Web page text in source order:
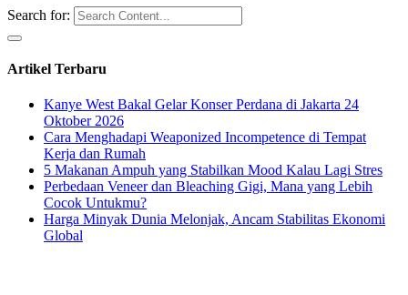
Search for:
Artikel Terbaru
Kanye West Bakal Gelar Konser Perdana di Jakarta 24
Oktober 2026
Cara Menghadapi Weaponized Incompetence di Tempat
Kerja dan Rumah
5 Makanan Ampuh yang Stabilkan Mood Kalau Lagi Stres
Perbedaan Veneer dan Bleaching Gigi, Mana yang Lebih
Cocok Untukmu?
Harga Minyak Dunia Melonjak, Ancam Stabilitas Ekonomi
Global